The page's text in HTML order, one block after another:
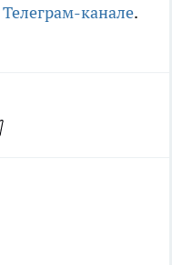
Телеграм-канале.